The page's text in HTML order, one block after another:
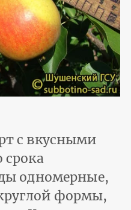
с вкусными
срока
одномерные,
формы,